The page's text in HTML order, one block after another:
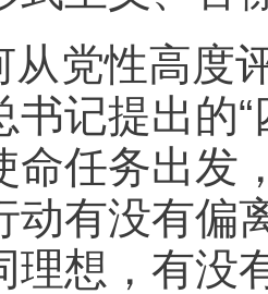
从党性高度
书记提出的
命任务出发
动有没有偏
理想，有没